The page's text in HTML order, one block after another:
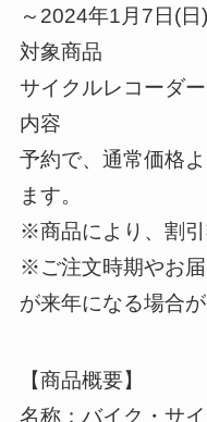
～2024年1月7日(日)
対象商品 ：
サイクルレコーダ
内容 ： 実
予約で、通常価格
ます。
※商品により、割引
※ご注文時期やお
が来年になる場合が
【商品概要】
名称：バイク・サ